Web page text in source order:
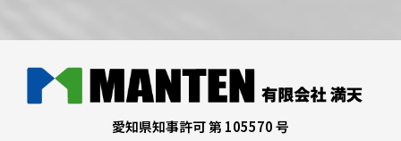
愛知県知事許可 第 105570 号